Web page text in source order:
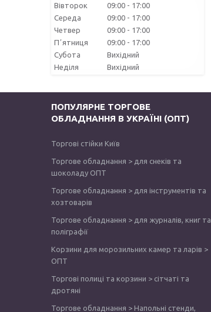
Вівторок
09:00
17:00
Середа
09:00
17:00
Четвер
09:00
17:00
Пʼятниця
09:00
17:00
Субота
Вихідний
Неділя
Вихідний
ПОПУЛЯРНЕ ТОРГОВЕ
ОБЛАДНАННЯ В УКРАЇНІ (ОПТ)
Торгові стійки Київ
Торгове обладнання > для снеків та
шоколаду ОПТ
Торгове обладнання > для інструментів та
хозтоварів
Торгове обладнання > для журналів, книг та
поліграфії
Корзини для морозильних камер та ларів >
ОПТ
Торгові полиці та корзини > сітчаті та
дротяні
Торгове обладнання > Напольні стенди,